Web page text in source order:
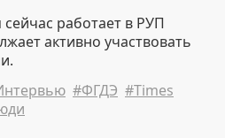
сейчас работает в РУП
активно участвовать
#ФГДЭ #Times